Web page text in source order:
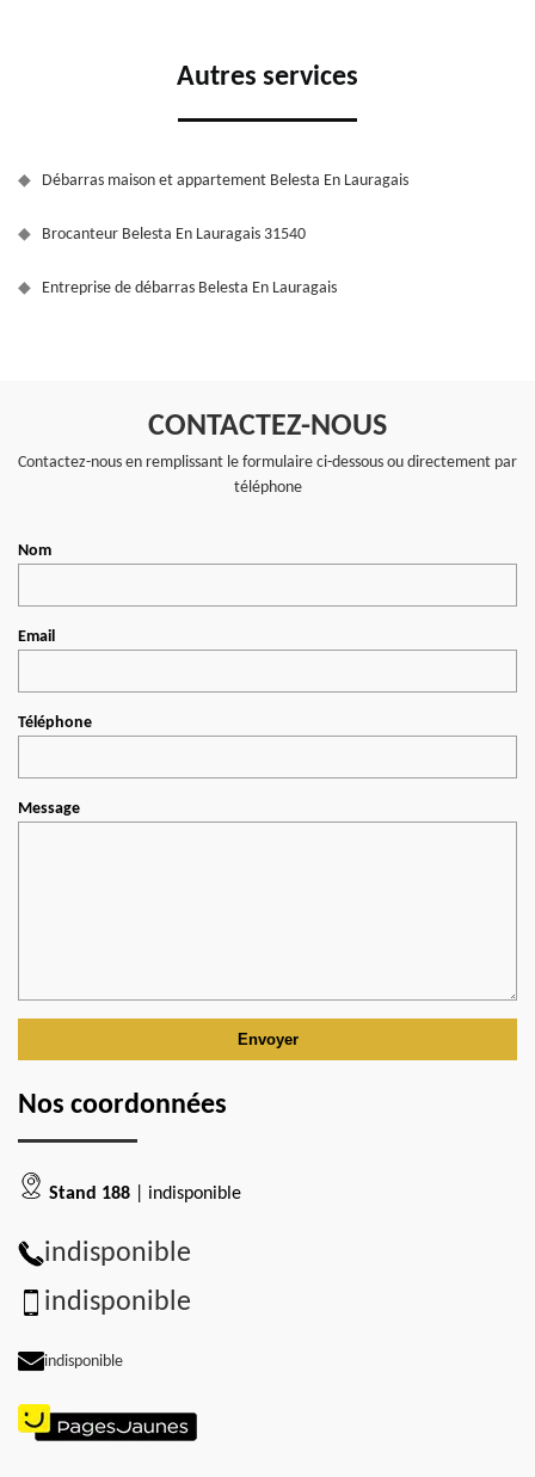
Autres services
Débarras maison et appartement Belesta En Lauragais
Brocanteur Belesta En Lauragais 31540
Entreprise de débarras Belesta En Lauragais
CONTACTEZ-NOUS
Contactez-nous en remplissant le formulaire ci-dessous ou directement par
téléphone
Nom
Email
Téléphone
Message
Nos coordonnées
Stand 188 | indisponible
indisponible
indisponible
indisponible